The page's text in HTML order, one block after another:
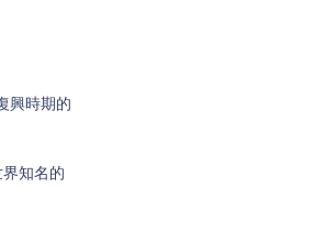
興時期的
知名的